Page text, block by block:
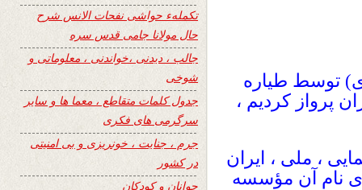
(1351 خورشیدی) توسط طیاره
پرواز کردیم ،
، ملی ، ایران
نام آن مؤسسه
تکملهء حواشی نفحات الانس شرح
حال مولانا جامی قدس سره
جالب ، دیدنی ،خواندنی ، معلوماتی و
شوخی
جدول کلمات متقاطع ، معما ها و سایر
سرگرمی های فکری
جرم ، جنایت ، خونریزی و بی امنیتی
در کشور
جوانان و کودکان